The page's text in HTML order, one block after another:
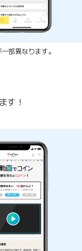
部異なります。
す！